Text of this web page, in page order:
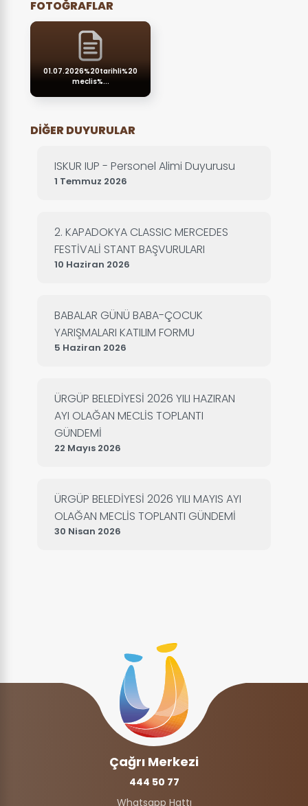
FOTOĞRAFLAR
01.07.2026%20tarihli%20
meclis%...
DIĞER DUYURULAR
ISKUR IUP - Personel Alimi Duyurusu
1 Temmuz 2026
2. KAPADOKYA CLASSIC MERCEDES
FESTİVALİ STANT BAŞVURULARI
10 Haziran 2026
BABALAR GÜNÜ BABA-ÇOCUK
YARIŞMALARI KATILIM FORMU
5 Haziran 2026
ÜRGÜP BELEDİYESİ 2026 YILI HAZIRAN
AYI OLAĞAN MECLİS TOPLANTI
GÜNDEMİ
22 Mayıs 2026
ÜRGÜP BELEDİYESİ 2026 YILI MAYIS AYI
OLAĞAN MECLİS TOPLANTI GÜNDEMİ
30 Nisan 2026
Çağrı Merkezi
444 50 77
Whatsapp Hattı